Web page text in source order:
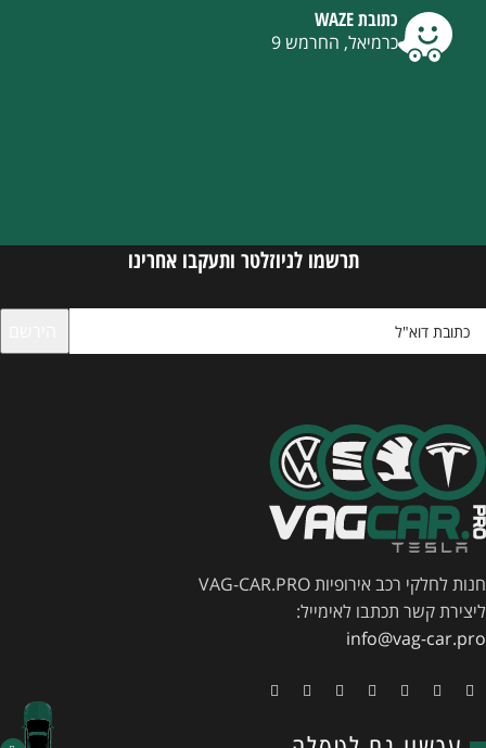
כתובת WAZE
כרמיאל, החרמש 9
תרשמו לניוזלטר ותעקבו אחרינו
חנות לחלקי רכב אירופיות VAG-CAR.PRO
ליצירת קשר תכתבו לאימייל:
info@vag-car.pro